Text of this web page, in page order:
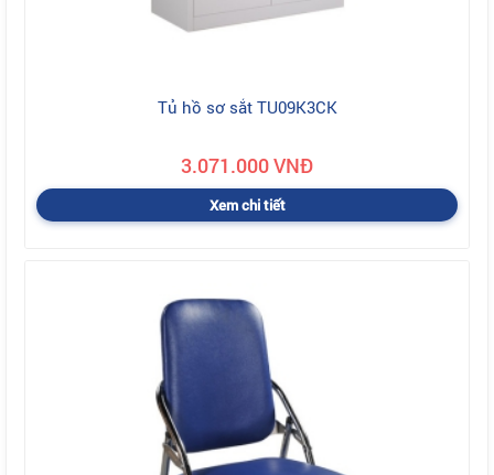
Tủ hồ sơ sắt TU09K3CK
3.071.000 VNĐ
Xem chi tiết